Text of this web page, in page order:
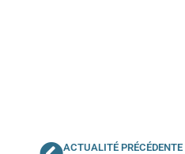
ACTUALITÉ PRÉCÉDENTE